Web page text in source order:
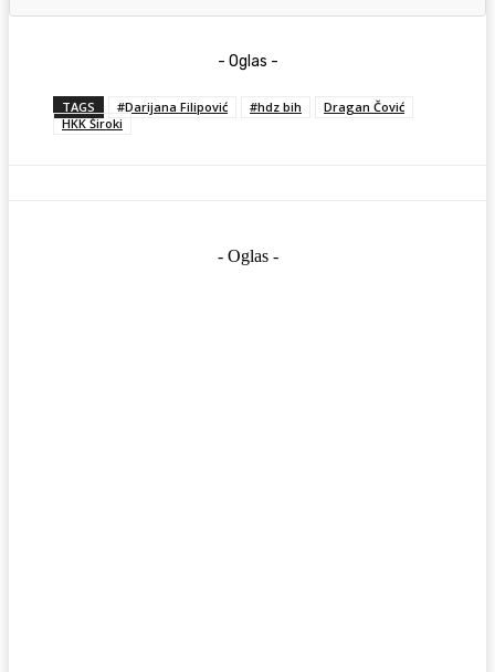
- Oglas -
TAGS #Darijana Filipović #hdz bih
Dragan Čović
HKK Široki
- Oglas -